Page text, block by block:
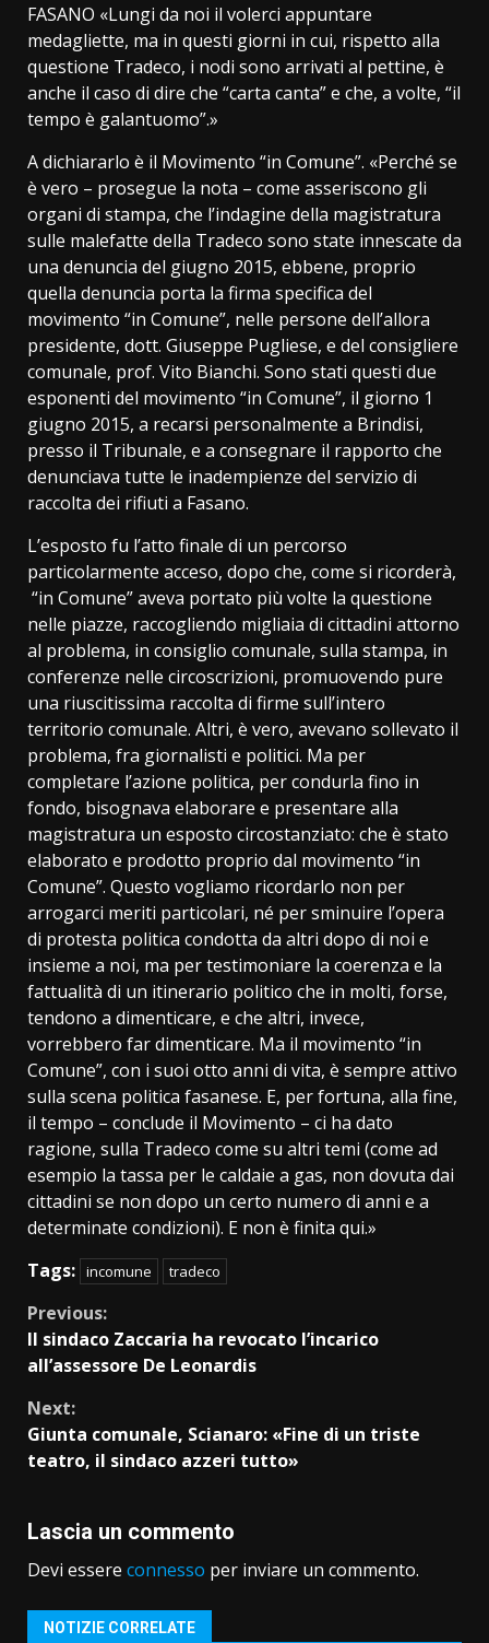
FASANO «Lungi da noi il volerci appuntare
medagliette, ma in questi giorni in cui, rispetto alla
questione Tradeco, i nodi sono arrivati al pettine, è
anche il caso di dire che “carta canta” e che, a volte, “il
tempo è galantuomo”.»
A dichiararlo è il Movimento “in Comune”. «Perché se
è vero – prosegue la nota – come asseriscono gli
organi di stampa, che l’indagine della magistratura
sulle malefatte della Tradeco sono state innescate da
una denuncia del giugno 2015, ebbene, proprio
quella denuncia porta la firma specifica del
movimento “in Comune”, nelle persone dell’allora
presidente, dott. Giuseppe Pugliese, e del consigliere
comunale, prof. Vito Bianchi. Sono stati questi due
esponenti del movimento “in Comune”, il giorno 1
giugno 2015, a recarsi personalmente a Brindisi,
presso il Tribunale, e a consegnare il rapporto che
denunciava tutte le inadempienze del servizio di
raccolta dei rifiuti a Fasano.
L’esposto fu l’atto finale di un percorso
particolarmente acceso, dopo che, come si ricorderà,
“in Comune” aveva portato più volte la questione
nelle piazze, raccogliendo migliaia di cittadini attorno
al problema, in consiglio comunale, sulla stampa, in
conferenze nelle circoscrizioni, promuovendo pure
una riuscitissima raccolta di firme sull’intero
territorio comunale. Altri, è vero, avevano sollevato il
problema, fra giornalisti e politici. Ma per
completare l’azione politica, per condurla fino in
fondo, bisognava elaborare e presentare alla
magistratura un esposto circostanziato: che è stato
elaborato e prodotto proprio dal movimento “in
Comune”. Questo vogliamo ricordarlo non per
arrogarci meriti particolari, né per sminuire l’opera
di protesta politica condotta da altri dopo di noi e
insieme a noi, ma per testimoniare la coerenza e la
fattualità di un itinerario politico che in molti, forse,
tendono a dimenticare, e che altri, invece,
vorrebbero far dimenticare. Ma il movimento “in
Comune”, con i suoi otto anni di vita, è sempre attivo
sulla scena politica fasanese. E, per fortuna, alla fine,
il tempo – conclude il Movimento – ci ha dato
ragione, sulla Tradeco come su altri temi (come ad
esempio la tassa per le caldaie a gas, non dovuta dai
cittadini se non dopo un certo numero di anni e a
determinate condizioni). E non è finita qui.»
Tags: incomune tradeco
Continue
Reading
Previous:
Il sindaco Zaccaria ha revocato l’incarico
all’assessore De Leonardis
Next:
Giunta comunale, Scianaro: «Fine di un triste
teatro, il sindaco azzeri tutto»
Lascia un commento
Devi essere connesso per inviare un commento.
NOTIZIE CORRELATE